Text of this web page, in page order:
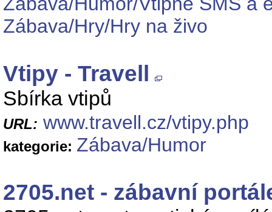
Zábava/Hry/Hry na živo
Vtipy - Travell
Sbírka vtipů
URL: www.travell.cz/vtipy.php
kategorie: Zábava/Humor
2705.net - zábavní